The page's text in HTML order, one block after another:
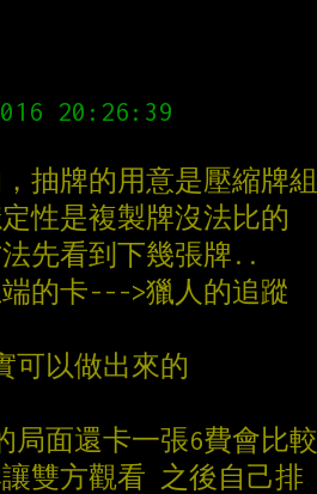
抽牌的用意是壓縮牌組
性是複製牌沒法比的
先看到下幾張牌..
的卡--->獵人的追蹤
可以做出來的
面還卡一張6費會比較
雙方觀看 之後自己排